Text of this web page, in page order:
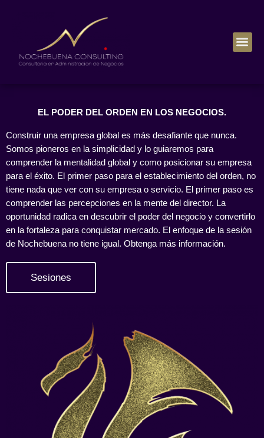
EL PODER DEL ORDEN EN LOS NEGOCIOS.
Construir una empresa global es más desafiante que nunca.
Somos pioneros en la simplicidad y lo guiaremos para
comprender la mentalidad global y como posicionar su empresa
para el éxito. El primer paso para el establecimiento del orden, no
tiene nada que ver con su empresa o servicio. El primer paso es
comprender las percepciones en la mente del director. La
oportunidad radica en descubrir el poder del negocio y convertirlo
en la fortaleza para conquistar mercado. El enfoque de la sesión
de Nochebuena no tiene igual. Obtenga más información.
Sesiones